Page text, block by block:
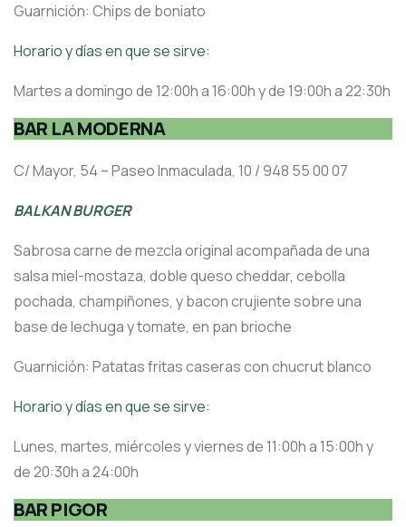
Guarnición: Chips de boniato
Horario y días en que se sirve:
Martes a domingo de 12:00h a 16:00h y de 19:00h a 22:30h
BAR LA MODERNA
C/ Mayor, 54 – Paseo Inmaculada, 10 / 948 55 00 07
BALKAN BURGER
Sabrosa carne de mezcla original acompañada de una
salsa miel-mostaza, doble queso cheddar, cebolla
pochada, champiñones, y bacon crujiente sobre una
base de lechuga y tomate, en pan brioche
Guarnición: Patatas fritas caseras con chucrut blanco
Horario y días en que se sirve:
Lunes, martes, miércoles y viernes de 11:00h a 15:00h y
de 20:30h a 24:00h
BAR PIGOR